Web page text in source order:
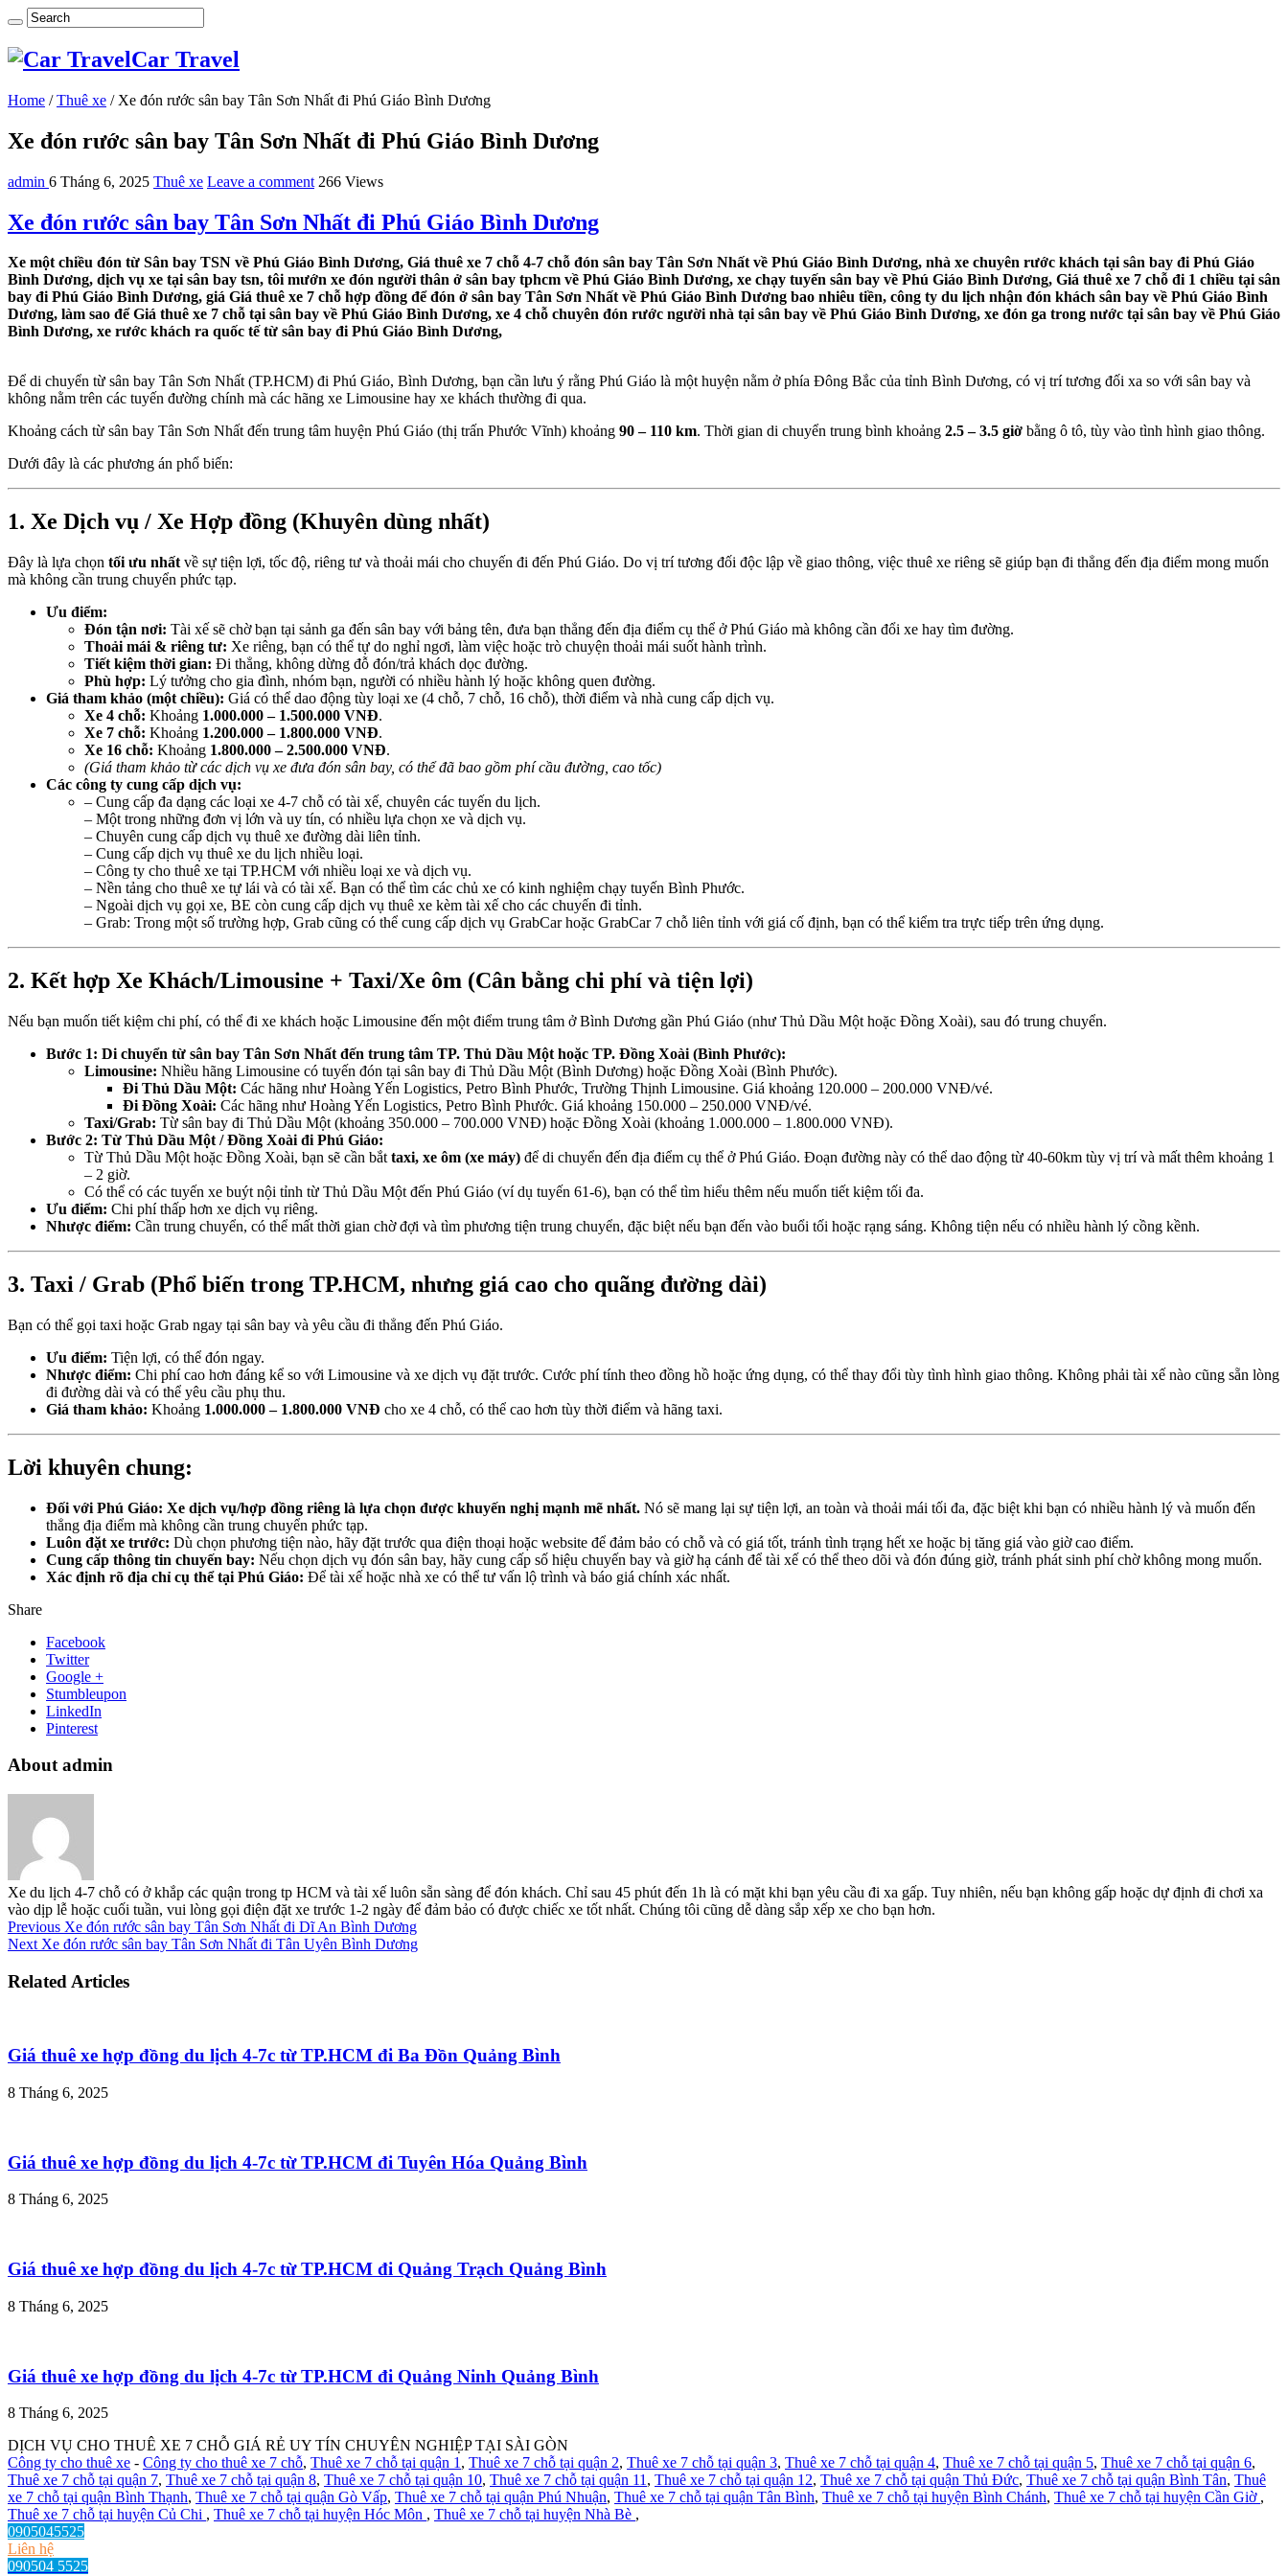
Car Travel
Home / Thuê xe / Xe đón rước sân bay Tân Sơn Nhất đi Phú Giáo Bình Dương
Xe đón rước sân bay Tân Sơn Nhất đi Phú Giáo Bình Dương
admin 6 Tháng 6, 2025 Thuê xe Leave a comment 266 Views
Xe đón rước sân bay Tân Sơn Nhất đi Phú Giáo Bình Dương
Xe một chiều đón từ Sân bay TSN về Phú Giáo Bình Dương, Giá thuê xe 7 chỗ 4-7 chỗ đón sân bay Tân Sơn Nhất về Phú Giáo Bình Dương, nhà xe chuyên rước khách tại sân bay đi Phú Giáo
Bình Dương, dịch vụ xe tại sân bay tsn, tôi mướn xe đón người thân ở sân bay tphcm về Phú Giáo Bình Dương, xe chạy tuyến sân bay về Phú Giáo Bình Dương, Giá thuê xe 7 chỗ đi 1 chiều tại sân
bay đi Phú Giáo Bình Dương, giá Giá thuê xe 7 chỗ hợp đồng để đón ở sân bay Tân Sơn Nhất về Phú Giáo Bình Dương bao nhiêu tiền, công ty du lịch nhận đón khách sân bay về Phú Giáo Bình
Dương, làm sao để Giá thuê xe 7 chỗ tại sân bay về Phú Giáo Bình Dương, xe 4 chỗ chuyên đón rước người nhà tại sân bay về Phú Giáo Bình Dương, xe đón ga trong nước tại sân bay về Phú Giáo
Bình Dương, xe rước khách ra quốc tế từ sân bay đi Phú Giáo Bình Dương,
Để di chuyển từ sân bay Tân Sơn Nhất (TP.HCM) đi Phú Giáo, Bình Dương, bạn cần lưu ý rằng Phú Giáo là một huyện nằm ở phía Đông Bắc của tỉnh Bình Dương, có vị trí tương đối xa so với sân bay và
không nằm trên các tuyến đường chính mà các hãng xe Limousine hay xe khách thường đi qua.
Khoảng cách từ sân bay Tân Sơn Nhất đến trung tâm huyện Phú Giáo (thị trấn Phước Vĩnh) khoảng 90 – 110 km. Thời gian di chuyển trung bình khoảng 2.5 – 3.5 giờ bằng ô tô, tùy vào tình hình giao thông.
Dưới đây là các phương án phổ biến:
1. Xe Dịch vụ / Xe Hợp đồng (Khuyên dùng nhất)
Đây là lựa chọn tối ưu nhất về sự tiện lợi, tốc độ, riêng tư và thoải mái cho chuyến đi đến Phú Giáo. Do vị trí tương đối độc lập về giao thông, việc thuê xe riêng sẽ giúp bạn đi thẳng đến địa điểm mong muốn
mà không cần trung chuyển phức tạp.
Ưu điểm:
Đón tận nơi: Tài xế sẽ chờ bạn tại sảnh ga đến sân bay với bảng tên, đưa bạn thẳng đến địa điểm cụ thể ở Phú Giáo mà không cần đổi xe hay tìm đường.
Thoải mái & riêng tư: Xe riêng, bạn có thể tự do nghỉ ngơi, làm việc hoặc trò chuyện thoải mái suốt hành trình.
Tiết kiệm thời gian: Đi thẳng, không dừng đỗ đón/trả khách dọc đường.
Phù hợp: Lý tưởng cho gia đình, nhóm bạn, người có nhiều hành lý hoặc không quen đường.
Giá tham khảo (một chiều): Giá có thể dao động tùy loại xe (4 chỗ, 7 chỗ, 16 chỗ), thời điểm và nhà cung cấp dịch vụ.
Xe 4 chỗ: Khoảng 1.000.000 – 1.500.000 VNĐ.
Xe 7 chỗ: Khoảng 1.200.000 – 1.800.000 VNĐ.
Xe 16 chỗ: Khoảng 1.800.000 – 2.500.000 VNĐ.
(Giá tham khảo từ các dịch vụ xe đưa đón sân bay, có thể đã bao gồm phí cầu đường, cao tốc)
Các công ty cung cấp dịch vụ:
– Cung cấp đa dạng các loại xe 4-7 chỗ có tài xế, chuyên các tuyến du lịch.
– Một trong những đơn vị lớn và uy tín, có nhiều lựa chọn xe và dịch vụ.
– Chuyên cung cấp dịch vụ thuê xe đường dài liên tỉnh.
– Cung cấp dịch vụ thuê xe du lịch nhiều loại.
– Công ty cho thuê xe tại TP.HCM với nhiều loại xe và dịch vụ.
– Nền tảng cho thuê xe tự lái và có tài xế. Bạn có thể tìm các chủ xe có kinh nghiệm chạy tuyến Bình Phước.
– Ngoài dịch vụ gọi xe, BE còn cung cấp dịch vụ thuê xe kèm tài xế cho các chuyến đi tỉnh.
– Grab: Trong một số trường hợp, Grab cũng có thể cung cấp dịch vụ GrabCar hoặc GrabCar 7 chỗ liên tỉnh với giá cố định, bạn có thể kiểm tra trực tiếp trên ứng dụng.
2. Kết hợp Xe Khách/Limousine + Taxi/Xe ôm (Cân bằng chi phí và tiện lợi)
Nếu bạn muốn tiết kiệm chi phí, có thể đi xe khách hoặc Limousine đến một điểm trung tâm ở Bình Dương gần Phú Giáo (như Thủ Dầu Một hoặc Đồng Xoài), sau đó trung chuyển.
Bước 1: Di chuyển từ sân bay Tân Sơn Nhất đến trung tâm TP. Thủ Dầu Một hoặc TP. Đồng Xoài (Bình Phước):
Limousine: Nhiều hãng Limousine có tuyến đón tại sân bay đi Thủ Dầu Một (Bình Dương) hoặc Đồng Xoài (Bình Phước).
Đi Thủ Dầu Một: Các hãng như Hoàng Yến Logistics, Petro Bình Phước, Trường Thịnh Limousine. Giá khoảng 120.000 – 200.000 VNĐ/vé.
Đi Đồng Xoài: Các hãng như Hoàng Yến Logistics, Petro Bình Phước. Giá khoảng 150.000 – 250.000 VNĐ/vé.
Taxi/Grab: Từ sân bay đi Thủ Dầu Một (khoảng 350.000 – 700.000 VNĐ) hoặc Đồng Xoài (khoảng 1.000.000 – 1.800.000 VNĐ).
Bước 2: Từ Thủ Dầu Một / Đồng Xoài đi Phú Giáo:
Từ Thủ Dầu Một hoặc Đồng Xoài, bạn sẽ cần bắt taxi, xe ôm (xe máy) để di chuyển đến địa điểm cụ thể ở Phú Giáo. Đoạn đường này có thể dao động từ 40-60km tùy vị trí và mất thêm khoảng 1
– 2 giờ.
Có thể có các tuyến xe buýt nội tỉnh từ Thủ Dầu Một đến Phú Giáo (ví dụ tuyến 61-6), bạn có thể tìm hiểu thêm nếu muốn tiết kiệm tối đa.
Ưu điểm: Chi phí thấp hơn xe dịch vụ riêng.
Nhược điểm: Cần trung chuyển, có thể mất thời gian chờ đợi và tìm phương tiện trung chuyển, đặc biệt nếu bạn đến vào buổi tối hoặc rạng sáng. Không tiện nếu có nhiều hành lý cồng kềnh.
3. Taxi / Grab (Phổ biến trong TP.HCM, nhưng giá cao cho quãng đường dài)
Bạn có thể gọi taxi hoặc Grab ngay tại sân bay và yêu cầu đi thẳng đến Phú Giáo.
Ưu điểm: Tiện lợi, có thể đón ngay.
Nhược điểm: Chi phí cao hơn đáng kể so với Limousine và xe dịch vụ đặt trước. Cước phí tính theo đồng hồ hoặc ứng dụng, có thể thay đổi tùy tình hình giao thông. Không phải tài xế nào cũng sẵn lòng
đi đường dài và có thể yêu cầu phụ thu.
Giá tham khảo: Khoảng 1.000.000 – 1.800.000 VNĐ cho xe 4 chỗ, có thể cao hơn tùy thời điểm và hãng taxi.
Lời khuyên chung:
Đối với Phú Giáo: Xe dịch vụ/hợp đồng riêng là lựa chọn được khuyến nghị mạnh mẽ nhất. Nó sẽ mang lại sự tiện lợi, an toàn và thoải mái tối đa, đặc biệt khi bạn có nhiều hành lý và muốn đến
thẳng địa điểm mà không cần trung chuyển phức tạp.
Luôn đặt xe trước: Dù chọn phương tiện nào, hãy đặt trước qua điện thoại hoặc website để đảm bảo có chỗ và có giá tốt, tránh tình trạng hết xe hoặc bị tăng giá vào giờ cao điểm.
Cung cấp thông tin chuyến bay: Nếu chọn dịch vụ đón sân bay, hãy cung cấp số hiệu chuyến bay và giờ hạ cánh để tài xế có thể theo dõi và đón đúng giờ, tránh phát sinh phí chờ không mong muốn.
Xác định rõ địa chỉ cụ thể tại Phú Giáo: Để tài xế hoặc nhà xe có thể tư vấn lộ trình và báo giá chính xác nhất.
Share
Facebook
Twitter
Google +
Stumbleupon
LinkedIn
Pinterest
About admin
Xe du lịch 4-7 chỗ có ở khắp các quận trong tp HCM và tài xế luôn sẵn sàng để đón khách. Chỉ sau 45 phút đến 1h là có mặt khi bạn yêu cầu đi xa gấp. Tuy nhiên, nếu bạn không gấp hoặc dự định đi chơi xa
vào dịp lễ hoặc cuối tuần, vui lòng gọi điện đặt xe trước 1-2 ngày để đảm bảo có được chiếc xe tốt nhất. Chúng tôi cũng dễ dàng sắp xếp xe cho bạn hơn.
Previous Xe đón rước sân bay Tân Sơn Nhất đi Dĩ An Bình Dương
Next Xe đón rước sân bay Tân Sơn Nhất đi Tân Uyên Bình Dương
Related Articles
Giá thuê xe hợp đồng du lịch 4-7c từ TP.HCM đi Ba Đồn Quảng Bình
8 Tháng 6, 2025
Giá thuê xe hợp đồng du lịch 4-7c từ TP.HCM đi Tuyên Hóa Quảng Bình
8 Tháng 6, 2025
Giá thuê xe hợp đồng du lịch 4-7c từ TP.HCM đi Quảng Trạch Quảng Bình
8 Tháng 6, 2025
Giá thuê xe hợp đồng du lịch 4-7c từ TP.HCM đi Quảng Ninh Quảng Bình
8 Tháng 6, 2025
DỊCH VỤ CHO THUÊ XE 7 CHỖ GIÁ RẺ UY TÍN CHUYÊN NGHIỆP TẠI SÀI GÒN
Công ty cho thuê xe - Công ty cho thuê xe 7 chỗ, Thuê xe 7 chỗ tại quận 1 , Thuê xe 7 chỗ tại quận 2, Thuê xe 7 chỗ tại quận 3, Thuê xe 7 chỗ tại quận 4, Thuê xe 7 chỗ tại quận 5, Thuê xe 7 chỗ tại quận 6,
Thuê xe 7 chỗ tại quận 7, Thuê xe 7 chỗ tại quận 8, Thuê xe 7 chỗ tại quận 10, Thuê xe 7 chỗ tại quận 11 , Thuê xe 7 chỗ tại quận 12, Thuê xe 7 chỗ tại quận Thủ Đức, Thuê xe 7 chỗ tại quận Bình Tân, Thuê
xe 7 chỗ tại quận Bình Thạnh, Thuê xe 7 chỗ tại quận Gò Vấp, Thuê xe 7 chỗ tại quận Phú Nhuận, Thuê xe 7 chỗ tại quận Tân Bình, Thuê xe 7 chỗ tại huyện Bình Chánh, Thuê xe 7 chỗ tại huyện Cần Giờ ,
Thuê xe 7 chỗ tại huyện Củ Chi , Thuê xe 7 chỗ tại huyện Hóc Môn , Thuê xe 7 chỗ tại huyện Nhà Bè ,
0905045525
Liên hệ
090504 5525